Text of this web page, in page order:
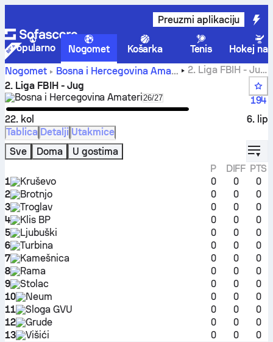
Preuzmi aplikaciju
Popularno Nogomet Košarka Tenis
Hokej na
Nogomet
Bosna i HercegovinaAmateri 2. Liga FBIH - Jug
tablice, raspored, rezultati i statistike
2. Liga FBIH - Jug
Bosna i Hercegovina AmateriSelect season in unique
26/27
194
22. kol
6. lip
Tablica Detalji Utakmice
Sve
Doma U gostima
P
DIFF PTS
1
Kruševo 0 0
0
2
Brotnjo 0 0
0
3
Troglav 0 0
0
4
Klis BP 0 0
0
5
Ljubuški 0 0
0
6
Turbina 0 0
0
7
Kamešnica 0 0
0
8
Rama 0 0
0
9
Stolac 0 0
0
10
Neum 0 0
0
11
Sloga GVU 0 0
0
12
Grude 0 0
0
13
Višići 0 0 0